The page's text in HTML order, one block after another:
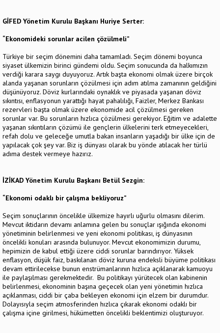
GİFED Yönetim Kurulu Başkanı Huriye Serter:
“Ekonomideki sorunlar acilen çözülmeli”
Türkiye bir seçim dönemini daha tamamladı. Seçim dönemi boyunca
siyaset ülkemizin birinci gündemi oldu. Seçim sonucunda da halkımızın
verdiği karara saygı duyuyoruz. Artık başta ekonomi olmak üzere birçok
alanda yaşanan sorunların çözülmesi için adım atılma zamanının geldiğini
düşünüyoruz. Döviz kurlarındaki oynaklık ve piyasada yaşanan döviz
sıkıntısı, enflasyonun yarattığı hayat pahalılığı, Faizler, Merkez Bankası
rezervleri başta olmak üzere ekonomide acil çözülmesi gereken
sorunlar var. Bu sorunların hızlıca çözülmesi gerekiyor. Eğitim ve adalette
yaşanan sıkıntıların çözümü ile gençlerin ülkelerini terk etmeyecekleri,
refah dolu ve geleceğe umutla bakan insanların yaşadığı bir ülke için de
yapılacak çok şey var. Biz iş dünyası olarak bu yönde atılacak her türlü
adıma destek vermeye hazırız.
İZİKAD Yönetim Kurulu Başkanı Betül Sezgin:
“Ekonomi odaklı bir çalışma bekliyoruz”
Seçim sonuçlarının öncelikle ülkemize hayırlı uğurlu olmasını dilerim.
Mevcut iktidarın devamı anlamına gelen bu sonuçlar ışığında ekonomi
yönetiminin belirlenmesi ve yeni ekonomi politikası, iş dünyasının
öncelikli konuları arasında bulunuyor. Mevcut ekonomimizin durumu,
hepimizin de kabul ettiği üzere ciddi sorunlar barındırıyor. Yüksek
enflasyon, düşük faiz, baskılanan döviz kuruna endeksli büyüme politikası
devam ettirilecekse bunun enstrümanlarının hızlıca açıklanarak kamuoyu
ile paylaşılması gerekmektedir. Bu politikayı yürütecek olan kabinenin
belirlenmesi, ekonominin başına geçecek olan yeni yönetimin hızlıca
açıklanması, ciddi bir çaba bekleyen ekonomi için elzem bir durumdur.
Dolayısıyla seçim atmosferinden hızlıca çıkarak ekonomi odaklı bir
çalışma içine girilmesi, hükümetten öncelikli beklentimizi oluşturuyor.